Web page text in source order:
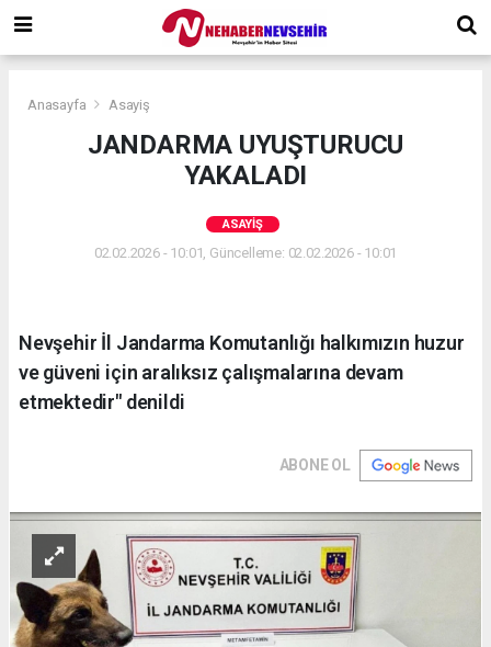
Anasayfa Asayiş
JANDARMA UYUŞTURUCU
YAKALADI
ASAYIŞ
02.02.2026 - 10:01, Güncelleme: 02.02.2026 - 10:01
Nevşehir İl Jandarma Komutanlığı halkımızın huzur
ve güveni için aralıksız çalışmalarına devam
etmektedir" denildi
ABONE OL